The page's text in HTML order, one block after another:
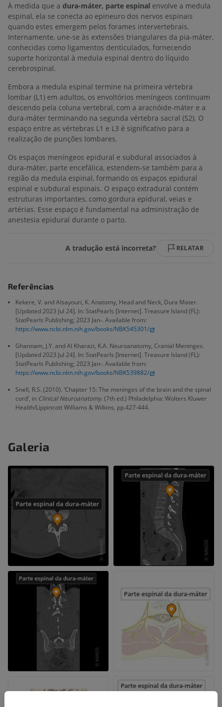
À medida que a dura-máter, parte espinal envolve a medula
espinal, ela se conecta ao epineuro dos nervos espinais
quando estes emergem pelos forames intervertebrais.
Internamente, une-se às extensões triangulares da pia-máter,
conhecidas como ligamentos denticulados, fornecendo
suporte horizontal à medula espinal dentro do líquido
cerebrospinal.
Embora a medula espinal termine na primeira vértebra
lombar (L1) em adultos, os envoltórios meníngeos continuam
descendo pela coluna vertebral, com a aracnóide-máter e a
dura-máter terminando na segunda vértebra sacral (S2). O
espaço entre as vértebras L1 e L3 é significativo para a
realização de punções lombares.
Os espaços meníngeos epidural e subdural associados à
dura-máter, parte encefálica, estendem-se também para a
região da medula espinal, formando os espaços epidural
espinal e subdural espinais. O espaço extradural contém
estruturas importantes, como gordura epidural, veias e
artérias. Esse espaço é fundamental na administração de
anestesia epidural durante o parto.
A tradução está incorreta? RELATAR
Referências
Kekere, V. and Alsayouri, K. Anatomy, Head and Neck, Dura Mater.
[Updated 2023 Jul 24]. In: StatPearls [Internet]. Treasure Island (FL):
StatPearls Publishing; 2023 Jan-. Available from:
https://www.ncbi.nlm.nih.gov/books/NBK545301/
Ghannam, J.Y. and Al Kharazi, K.A. Neuroanatomy, Cranial Meninges.
[Updated 2023 Jul 24]. In: StatPearls [Internet]. Treasure Island (FL):
StatPearls Publishing; 2023 Jan-. Available from:
https://www.ncbi.nlm.nih.gov/books/NBK539882/
Snell, R.S. (2010). ‘Chapter 15: The meninges of the brain and the spinal
cord’, in Clinical Neuroanatomy. (7th ed.) Philadelphia: Wolters Kluwer
Health/Lippincott Williams & Wilkins, pp.427-444.
Galeria